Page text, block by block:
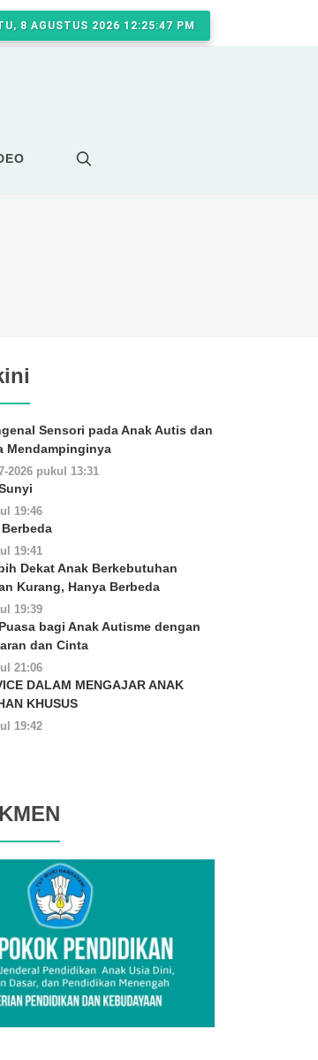
8 AGUSTUS 2026 12:25:48 PM
Sensori pada Anak Autis dan
Mendampinginya
2026 pukul 13:31
19:46
19:41
Dekat Anak Berkebutuhan
Kurang, Hanya Berbeda
19:39
bagi Anak Autisme dengan
dan Cinta
21:06
DALAM MENGAJAR ANAK
KHUSUS
19:42